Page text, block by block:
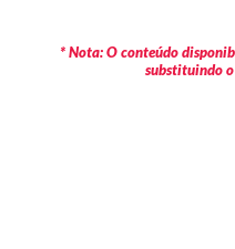
* Nota: O conteúdo
substituindo